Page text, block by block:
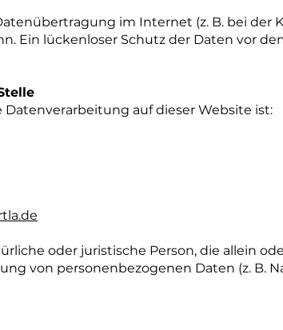
im Internet (z. B. bei der
Ein lückenloser Schutz der Daten vor
auf dieser Website ist:
oder juristische Person, die allein
von personenbezogenen Daten (z. B.